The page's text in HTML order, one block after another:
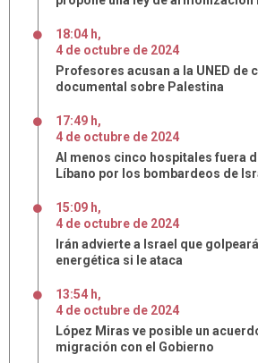
18:04 h,
4 de octubre de 2024
Profesores acusan a la UNED de
documental sobre Palestina
17:49 h,
4 de octubre de 2024
Al menos cinco hospitales fuera
Líbano por los bombardeos de
15:09 h,
4 de octubre de 2024
Irán advierte a Israel que
energética si le ataca
13:54 h,
4 de octubre de 2024
López Miras ve posible un
migración con el Gobierno